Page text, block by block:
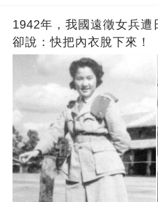
1942年，我國遠徵女兵
卻說：快把內衣脫下來！